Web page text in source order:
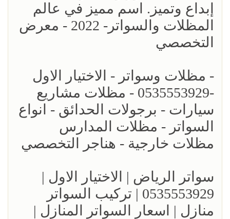
إبداع وتميز. اسم مميز في عالم
المظلات والسواتر- 2022 - معرض
التخصصي
- مظلات وسواتر - الاختيار الاول
-0535553929 - مظلات مشاريع
سيارات - برجولات الحدائق - انواع
السواتر - مظلات المدارس
مظلات خارجية - هناجر التخصصي
سواتر الرياض | الاختيار الاول |
0535553929 | تركيب السواتر
منازل | اسعار السواتر المنازل |